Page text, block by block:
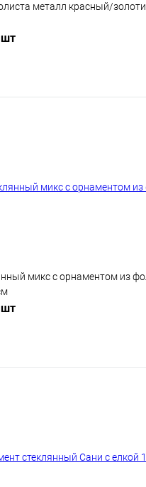
металл красный/
Подписаться
микс с орнаментом из
Подписаться